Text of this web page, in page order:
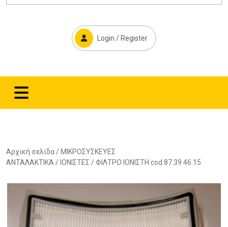
Login / Register
Αρχική σελίδα / ΜΙΚΡΟΣΥΣΚΕΥΕΣ
ΑΝΤΑΛΑΚΤΙΚΑ / ΙΟΝΙΣΤΕΣ / ΦΙΛΤΡΟ ΙΟΝΙΣΤΗ cod.87.39.46.15